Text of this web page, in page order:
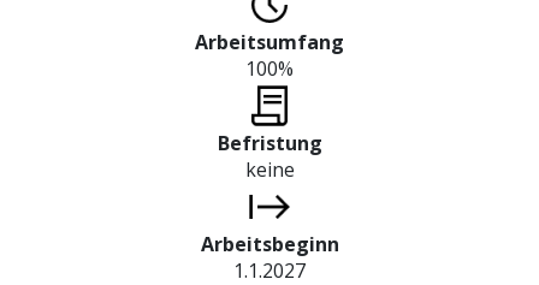
Arbeitsumfang
100%
Befristung
keine
Arbeitsbeginn
1.1.2027